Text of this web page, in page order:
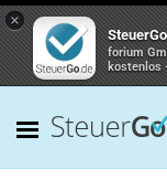
×
forium
kostenlos